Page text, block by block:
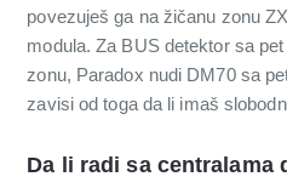
povezuješ ga na žičanu zonu
modula. Za BUS detektor sa
zonu, Paradox nudi DM70 sa
zavisi od toga da li imaš
Da li radi sa centralama